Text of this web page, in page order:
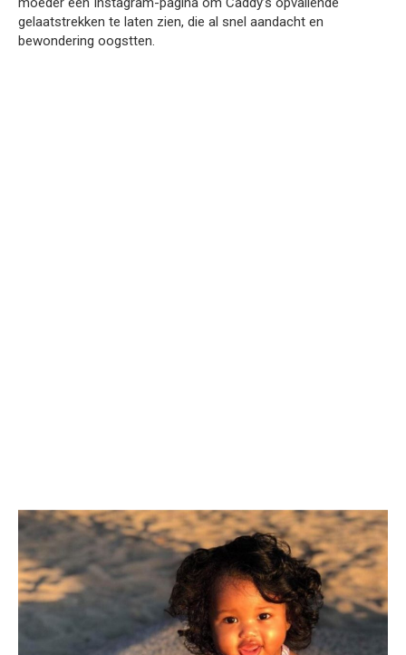
gelaatstrekken te laten zien, die al snel aandacht en
bewondering oogstten.